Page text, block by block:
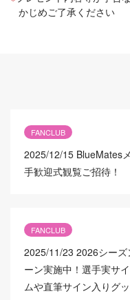
かじめご了承ください
FANCLUB
2025/12/15 BlueMates
手歓迎式観覧ご招待！
FANCLUB
2025/11/23 2026シー
ーン実施中！選手実サ
ムや直筆サイン入りグ